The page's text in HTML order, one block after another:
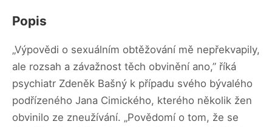
Popis
„Výpovědi o sexuálním obtěžování mě nepřekvapily,
ale rozsah a závažnost těch obvinění ano,” říká
psychiatr Zdeněk Bašný k případu svého bývalého
podřízeného Jana Cimického, kterého několik žen
obvinilo ze zneužívání. „Povědomí o tom, že se